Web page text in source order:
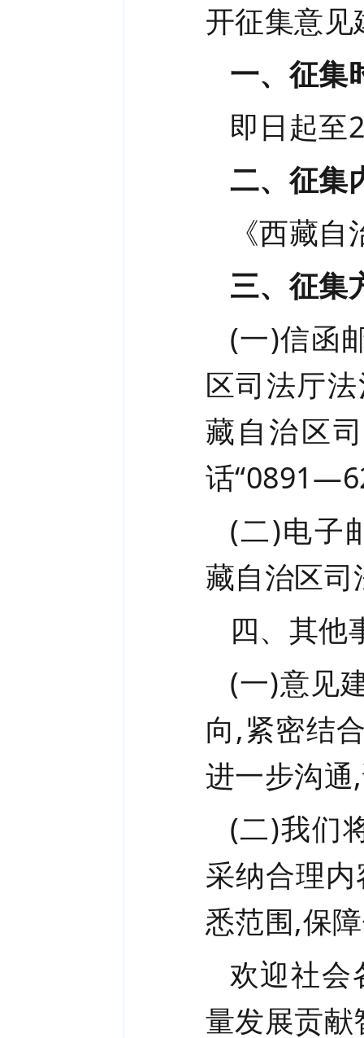
开征集意见
一、征集
即日起至
二、征集
《西藏
三、征集
(一)信函
区司法厅
藏自治区
话“0891—
(二)电子
藏自治区
四、其他
(一)意见
向,紧密结
进一步沟
(二)我们
采纳合理
悉范围,保
欢迎社会
量发展贡